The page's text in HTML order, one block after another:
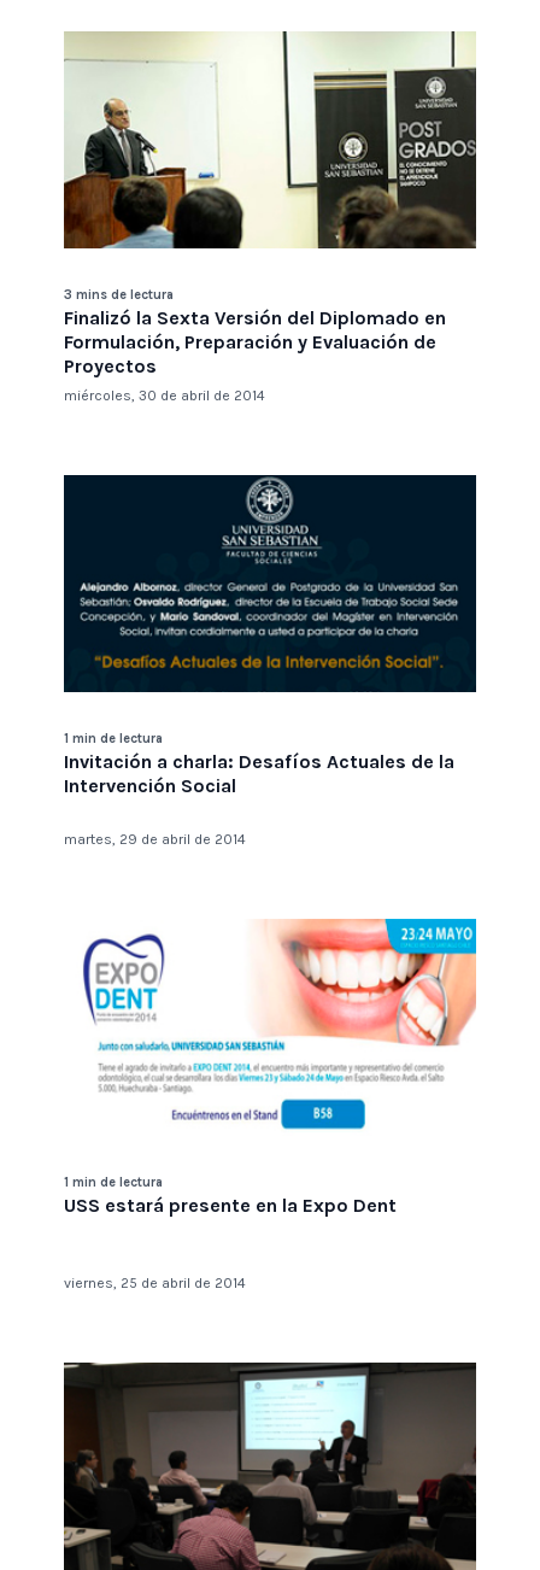
3 mins de lectura
Finalizó la Sexta Versión del Diplomado en
Formulación, Preparación y Evaluación de
Proyectos
miércoles, 30 de abril de 2014
1 min de lectura
Invitación a charla: Desafíos Actuales de la
Intervención Social
martes, 29 de abril de 2014
1 min de lectura
USS estará presente en la Expo Dent
viernes, 25 de abril de 2014